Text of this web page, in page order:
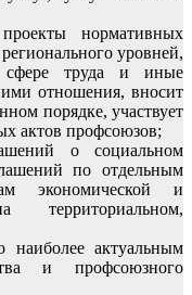
нормативных
уровней,
сфере труда и иные
отношения, вносит
порядке, участвует
актов профсоюзов;
о социальном
по отдельным
экономической и
актуальным
и профсоюзного